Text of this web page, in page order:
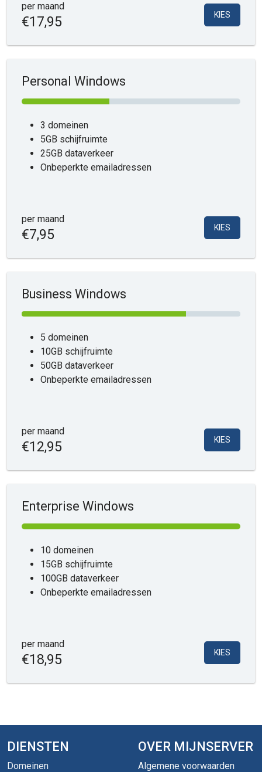
per maand
€17,95 KIES
Personal Windows
3 domeinen
5GB schijfruimte
25GB dataverkeer
Onbeperkte emailadressen
per maand
€7,95 KIES
Business Windows
5 domeinen
10GB schijfruimte
50GB dataverkeer
Onbeperkte emailadressen
per maand
€12,95 KIES
Enterprise Windows
10 domeinen
15GB schijfruimte
100GB dataverkeer
Onbeperkte emailadressen
per maand
€18,95 KIES
DIENSTEN
Domeinen
OVER MIJNSERVER
Algemene voorwaarden